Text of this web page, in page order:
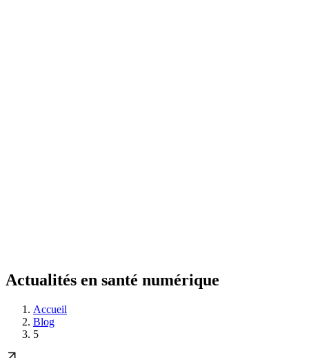
Actualités en santé numérique
Accueil
Blog
5